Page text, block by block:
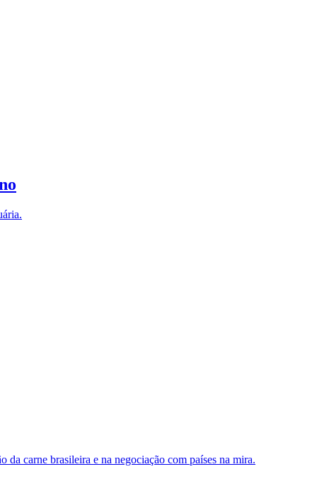
da carne brasileira e na negociação com países na mira.